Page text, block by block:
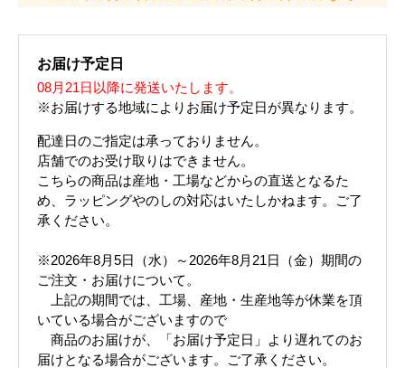
お届け予定日
08月21日以降に発送いたします。
※お届けする地域によりお届け予定日が異なります。
配達日のご指定は承っておりません。
店舗でのお受け取りはできません。
こちらの商品は産地・工場などからの直送となるた
め、ラッピングやのしの対応はいたしかねます。ご了
承ください。
※2026年8月5日（水）～2026年8月21日（金）期間の
ご注文・お届けについて。
上記の期間では、工場、産地・生産地等が休業を頂
いている場合がございますので
商品のお届けが、「お届け予定日」より遅れてのお
届けとなる場合がございます。ご了承ください。